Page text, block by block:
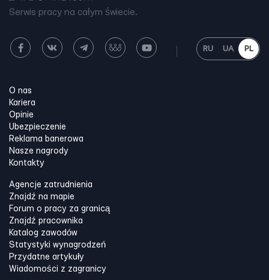
Serwis pracy na całym świecie.
RU UA PL
O nas
Kariera
Opinie
Ubezpieczenie
Reklama banerowa
Nasze nagrody
Kontakty
Agencje zatrudnienia
Znajdź na mapie
Forum o pracy za granicą
Znajdź pracownika
Katalog zawodów
Statystyki wynagrodzeń
Przydatne artykuły
Wiadomości z zagranicy